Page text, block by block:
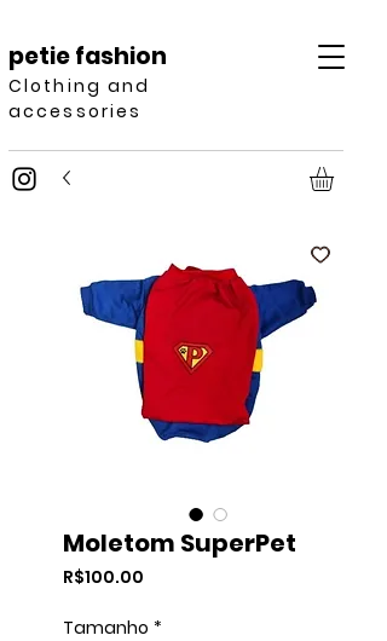
petie fashion
Clothing and
accessories
Moletom SuperPet
R$100.00
Tamanho *